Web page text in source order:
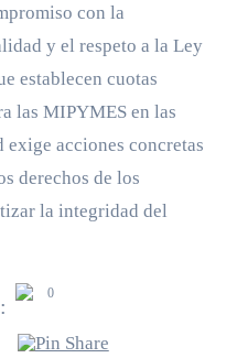
con la
y el respeto a la Ley
establecen cuotas
las MIPYMES en las
acciones concretas
derechos de los
la integridad del
0